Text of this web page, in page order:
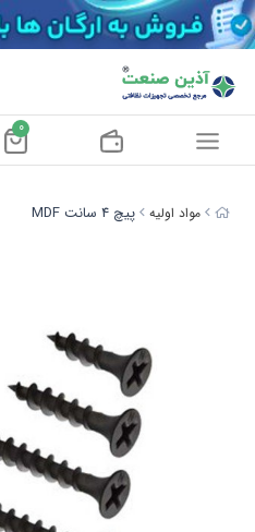
مواد اولیه پیچ 4 سانت MDF
0